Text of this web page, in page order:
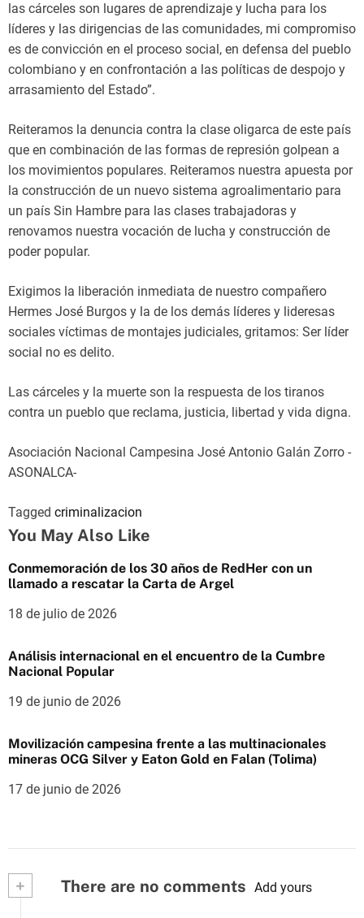
las cárceles son lugares de aprendizaje y lucha para los
líderes y las dirigencias de las comunidades, mi compromiso
es de convicción en el proceso social, en defensa del pueblo
colombiano y en confrontación a las políticas de despojo y
arrasamiento del Estado”.
Reiteramos la denuncia contra la clase oligarca de este país
que en combinación de las formas de represión golpean a
los movimientos populares. Reiteramos nuestra apuesta por
la construcción de un nuevo sistema agroalimentario para
un país Sin Hambre para las clases trabajadoras y
renovamos nuestra vocación de lucha y construcción de
poder popular.
Exigimos la liberación inmediata de nuestro compañero
Hermes José Burgos y la de los demás líderes y lideresas
sociales víctimas de montajes judiciales, gritamos: Ser líder
social no es delito.
Las cárceles y la muerte son la respuesta de los tiranos
contra un pueblo que reclama, justicia, libertad y vida digna.
Asociación Nacional Campesina José Antonio Galán Zorro -
ASONALCA-
Tagged criminalizacion
You May Also Like
Conmemoración de los 30 años de RedHer con un
llamado a rescatar la Carta de Argel
18 de julio de 2026
Análisis internacional en el encuentro de la Cumbre
Nacional Popular
19 de junio de 2026
Movilización campesina frente a las multinacionales
mineras OCG Silver y Eaton Gold en Falan (Tolima)
17 de junio de 2026
+ There are no comments Add yours